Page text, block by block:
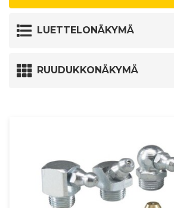
LUETTELONÄKYMÄ
RUUDUKKONÄKYMÄ